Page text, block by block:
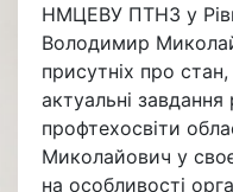
НМЦЕВУ ПТНЗ у
Володимир
присутніх про стан,
актуальні завдання
профтехосвіти
Миколайович у
на особливості